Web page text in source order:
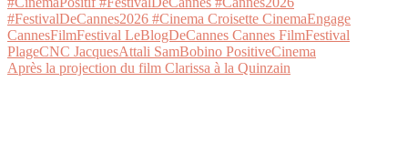
Après la projection du film Clarissa à la Quinzain